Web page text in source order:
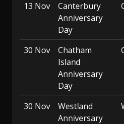
13 Nov
Canterbury
Anniversary
Day
30 Nov
Chatham
Island
Anniversary
Day
30 Nov
Westland
Anniversary